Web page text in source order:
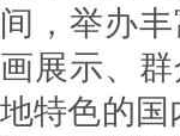
间，举办
画展示、
地特色的国